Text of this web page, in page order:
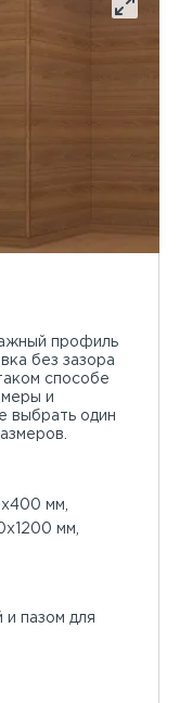
профиль
без зазора
способе
и
выбрать один
мм,
мм,
и пазом для